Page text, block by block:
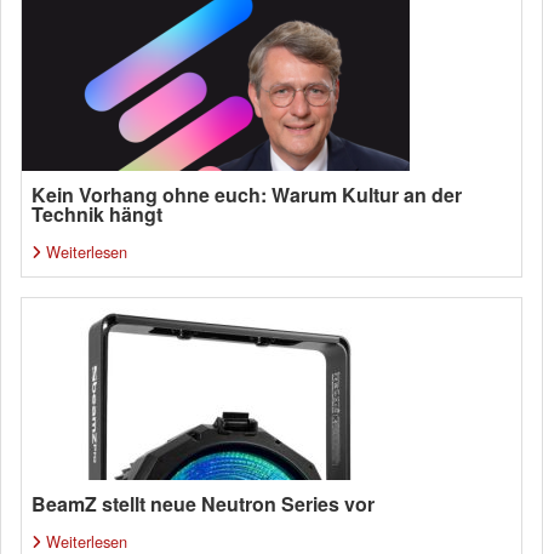
Kein Vorhang ohne euch: Warum Kultur an der
Technik hängt
Weiterlesen
BeamZ stellt neue Neutron Series vor
Weiterlesen